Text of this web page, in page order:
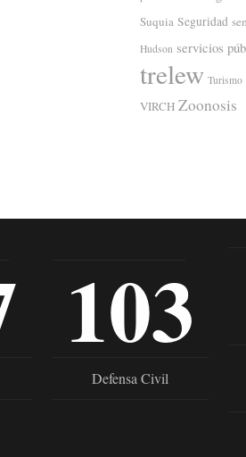
Suquia Seguridad
Hudson servicios
trelew Turismo
VIRCH Zoonosis
103
Defensa Civil